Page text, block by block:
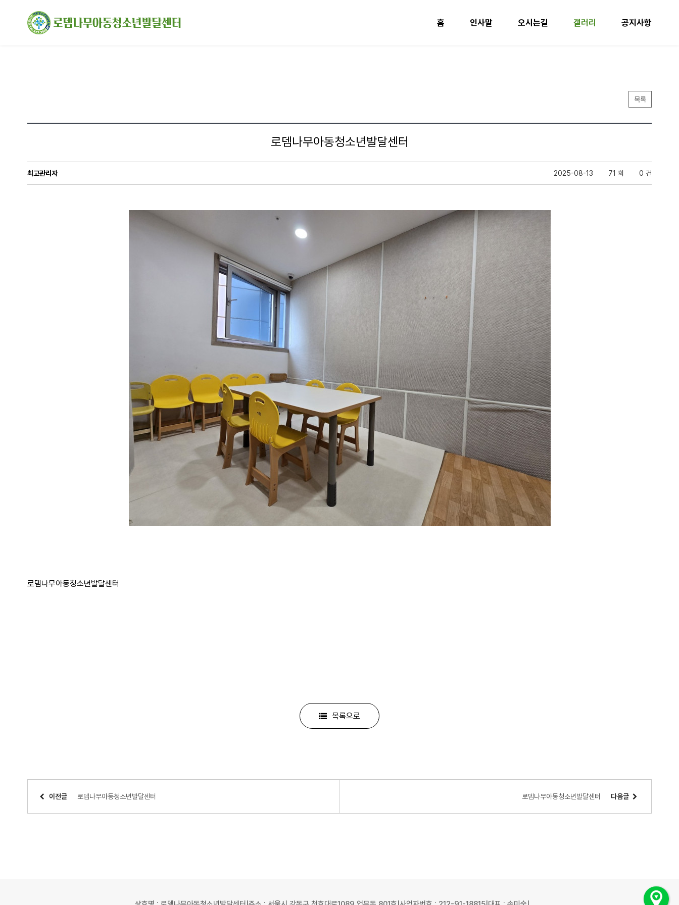
홈 인사말 오시는길 갤러리 공지사항
목록
로뎀나무아동청소년발달센터
최고관리자 2025-08-13 71 회 0 건
로뎀나무아동청소년발달센터
목록으로
이전글 로뎀나무아동청소년발달센터 다음글
로뎀나무아동청소년발달센터